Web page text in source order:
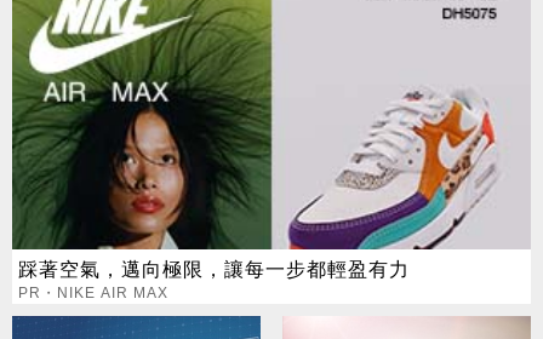
踩著空氣，邁向極限，讓每一步都輕盈有力
PR・NIKE AIR MAX